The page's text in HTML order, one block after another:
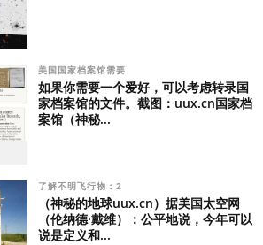
美国国家档案馆需要
如果你需要一个爱好，可以考虑转录国
家档案馆的文件。截图：uux.cn国家档
案馆（神秘...
了解不明飞行物：2
（神秘的地球uux.cn）据美国太空网
（伦纳德·戴维）：公平地说，今年可以
说是定义和...